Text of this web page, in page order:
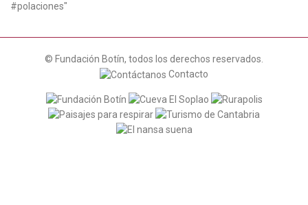
#polaciones"
© Fundación Botín, todos los derechos reservados.
Contacto